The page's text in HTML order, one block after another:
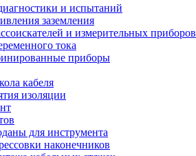
и испытаний
заземления
и измерительных приборов
тока
приборы
кабеля
изоляции
для инструмента
наконечников